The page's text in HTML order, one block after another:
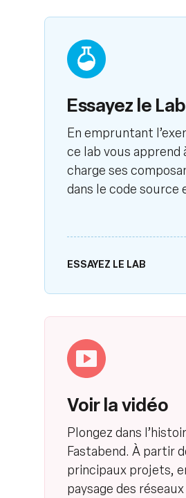
Essayez le Lab
En empruntant
ce lab vous apprend
charge ses
dans le code source
ESSAYEZ LE LAB
Voir la vidéo
Plongez dans
Fastabend. À partir
principaux projets,
paysage des